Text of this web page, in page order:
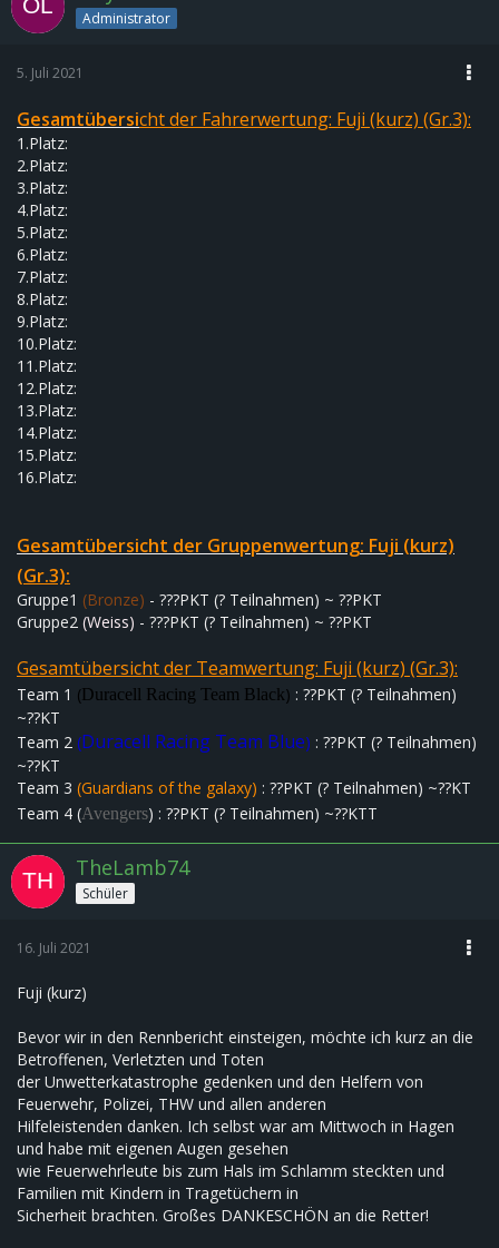
Administrator
5. Juli 2021
Gesamtübersicht der Fahrerwertung: Fuji (kurz) (Gr.3):
1.Platz:
2.Platz:
3.Platz:
4.Platz:
5.Platz:
6.Platz:
7.Platz:
8.Platz:
9.Platz:
10.Platz:
11.Platz:
12.Platz:
13.Platz:
14.Platz:
15.Platz:
16.Platz:
Gesamtübersicht der Gruppenwertung: Fuji (kurz)
(Gr.3):
Gruppe1 (Bronze) - ???PKT (? Teilnahmen) ~ ??PKT
Gruppe2 (Weiss) - ???PKT (? Teilnahmen) ~ ??PKT
Gesamtübersicht der Teamwertung: Fuji (kurz) (Gr.3):
Team 1 (Duracell Racing Team Black) : ??PKT (? Teilnahmen)
~??KT
Team 2 (Duracell Racing Team Blue) : ??PKT (? Teilnahmen)
~??KT
Team 3 (Guardians of the galaxy) : ??PKT (? Teilnahmen) ~??KT
Team 4 (Avengers) : ??PKT (? Teilnahmen) ~??KTT
TheLamb74
Schüler
16. Juli 2021
Fuji (kurz)
Bevor wir in den Rennbericht einsteigen, möchte ich kurz an die
Betroffenen, Verletzten und Toten
der Unwetterkatastrophe gedenken und den Helfern von
Feuerwehr, Polizei, THW und allen anderen
Hilfeleistenden danken. Ich selbst war am Mittwoch in Hagen
und habe mit eigenen Augen gesehen
wie Feuerwehrleute bis zum Hals im Schlamm steckten und
Familien mit Kindern in Tragetüchern in
Sicherheit brachten. Großes DANKESCHÖN an die Retter!